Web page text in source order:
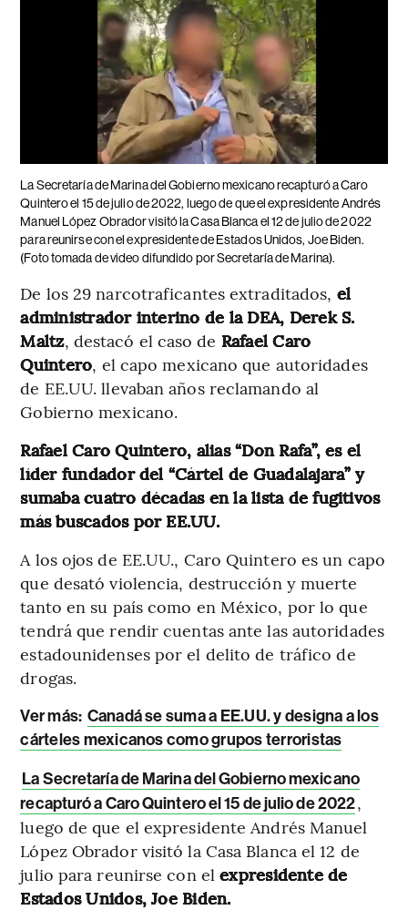
La Secretaría de Marina del Gobierno mexicano recapturó a Caro
Quintero el 15 de julio de 2022, luego de que el expresidente Andrés
Manuel López Obrador visitó la Casa Blanca el 12 de julio de 2022
para reunirse con el expresidente de Estados Unidos, Joe Biden.
(Foto tomada de video difundido por Secretaría de Marina).
De los 29 narcotraficantes extraditados, el
administrador interino de la DEA, Derek S.
Maltz, destacó el caso de Rafael Caro
Quintero, el capo mexicano que autoridades
de EE.UU. llevaban años reclamando al
Gobierno mexicano.
Rafael Caro Quintero, alias “Don Rafa”, es el
líder fundador del “Cártel de Guadalajara” y
sumaba cuatro décadas en la lista de fugitivos
más buscados por EE.UU.
A los ojos de EE.UU., Caro Quintero es un capo
que desató violencia, destrucción y muerte
tanto en su país como en México, por lo que
tendrá que rendir cuentas ante las autoridades
estadounidenses por el delito de tráfico de
drogas.
Ver más: Canadá se suma a EE.UU. y designa a los
cárteles mexicanos como grupos terroristas
La Secretaría de Marina del Gobierno mexicano
recapturó a Caro Quintero el 15 de julio de 2022,
luego de que el expresidente Andrés Manuel
López Obrador visitó la Casa Blanca el 12 de
julio para reunirse con elexpresidente de
Estados Unidos, Joe Biden.